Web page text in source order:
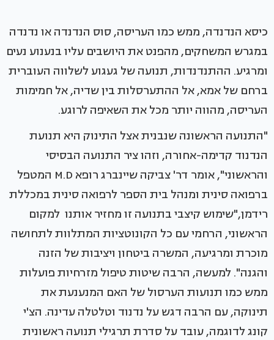
כיסא הנדנדה, ממש כמו העריסה, סוס הנדנדה או נדנדה
במגרש המשחקים, מהפנט את היושבים עליו בנענוע נעים
ומרגיע. ההתנדנדות, תנועה של געגוע לשלווה העוברית
ברחם של אמא, אל ההתערסלות בין שדיה, אל חמימות
העריסה, מהווה יותר מכל את השאיפה לרוגע.
"התנועה הראשונה שנבנית אצל התינוק היא תנועת
הנדנוד קדימה-אחורה, וזהו ציר התנועה הבסיסי
והראשוני", אומר דר' צביקה שיינברג רופא M.D המטפל
ברפואה סינית ומנהל בית הספר לרפואה סינית במכללת
רידמן,"שימוש קיצבי בתנועה זו מחזיר אותנו למקום
הראשוני, הרחמי עם כל הקונוטציות המתלוות לתחושה
מוכרת ומרגיעה, המשרה ביטחון ויציבות של הזנה
והגנה". למעשה, הרבה שיטות טיפול מזרחיות פועלות
ממש כמו תנועות הערסול של האם המנענעת את
תינוקה, עם הרבה דגש על נדנוד וטלטלה עדינה. הצ'י
קונג לדוגמה, עובד על סדרת תרגילי תנועה ראשונית